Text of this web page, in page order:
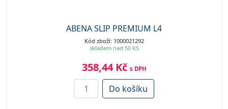
ABENA SLIP PREMIUM L4
Kód zboží: 1000021292
skladem nad 50 KS
358,44 Kč s DPH
Do košíku